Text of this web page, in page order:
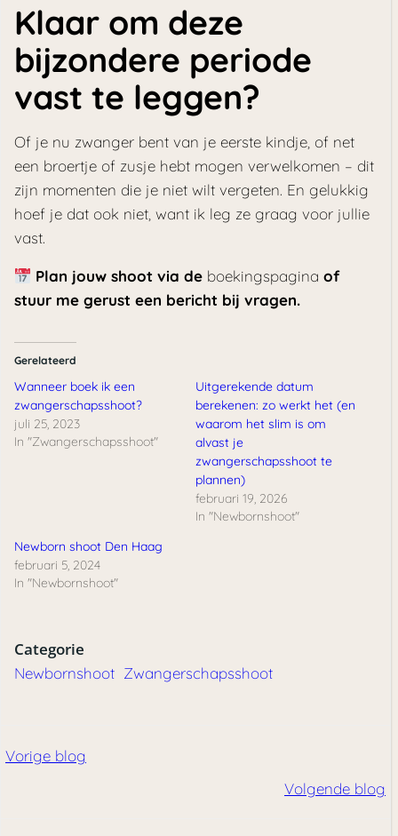
Klaar om deze
bijzondere periode
vast te leggen?
Of je nu zwanger bent van je eerste kindje, of net
een broertje of zusje hebt mogen verwelkomen – dit
zijn momenten die je niet wilt vergeten. En gelukkig
hoef je dat ook niet, want ik leg ze graag voor jullie
vast.
Plan jouw shoot via de boekingspagina of
stuur me gerust een bericht bij vragen.
Gerelateerd
Wanneer boek ik een
zwangerschapsshoot?
juli 25, 2023
In "Zwangerschapsshoot"
Uitgerekende datum
berekenen: zo werkt het (en
waarom het slim is om
alvast je
zwangerschapsshoot te
plannen)
februari 19, 2026
In "Newbornshoot"
Newborn shoot Den Haag
februari 5, 2024
In "Newbornshoot"
Categorie
Newbornshoot Zwangerschapsshoot
Bericht
Vorige blog
Volgende blog